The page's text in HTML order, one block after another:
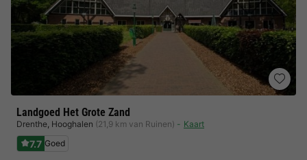
Landgoed Het Grote Zand
Drenthe, Hooghalen (21,9 km van Ruinen) Kaart
7.7 Goed